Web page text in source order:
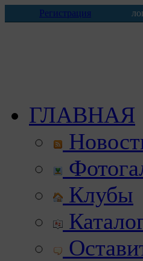
Регистрация
ГЛАВНАЯ
Клубы